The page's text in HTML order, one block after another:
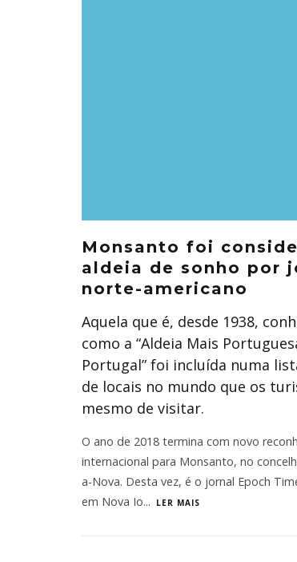
Monsanto foi
aldeia de sonho por
norte-americano
Aquela que é, desde 1938,
como a “Aldeia Mais
Portugal” foi incluída numa
de locais no mundo que os
mesmo de visitar.
​O ano de 2018 termina com novo
internacional para Monsanto, no
a-Nova. Desta vez, é o jornal Epoch
em Nova Io... LER MAIS